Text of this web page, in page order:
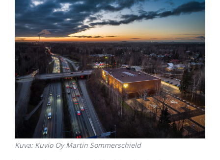
Kuva: Kuvio Oy Martin Sommerschield